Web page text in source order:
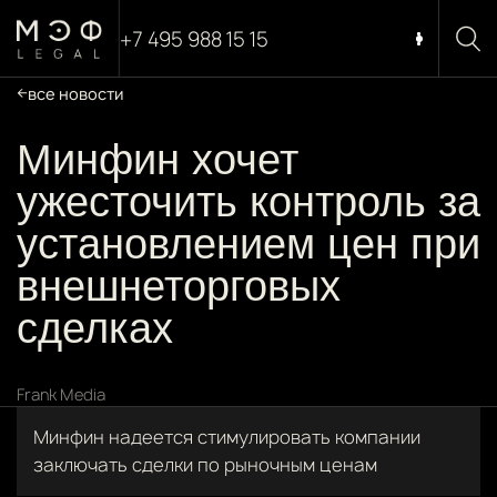
+7 495 988 15 15
все новости
Минфин хочет
ужесточить контроль за
установлением цен при
внешнеторговых
сделках
Frank Media
Минфин надеется стимулировать компании
заключать сделки по рыночным ценам